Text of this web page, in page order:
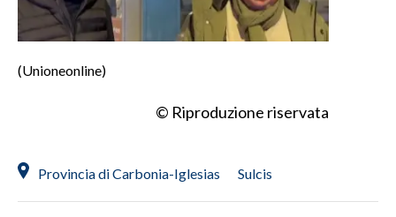
(Unioneonline)
© Riproduzione riservata
Provincia di Carbonia-Iglesias Sulcis